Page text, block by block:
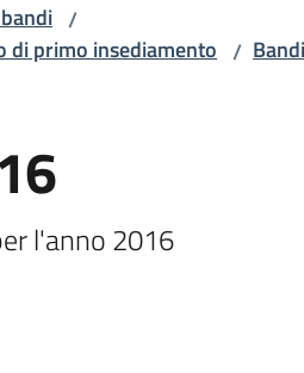
/
di primo insediamento /
l'anno 2016